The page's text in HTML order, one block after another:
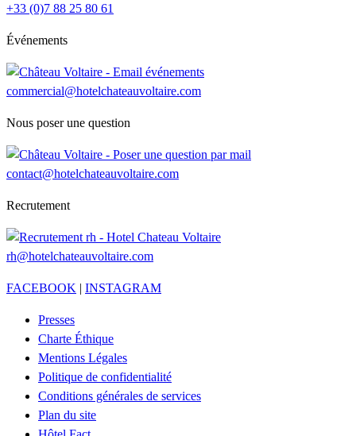
+33 (0)7 88 25 80 61
Événements
commercial@hotelchateauvoltaire.com
Nous poser une question
contact@hotelchateauvoltaire.com
Recrutement
rh@hotelchateauvoltaire.com
FACEBOOK | INSTAGRAM
Presses
Charte Éthique
Mentions Légales
Politique de confidentialité
Conditions générales de services
Plan du site